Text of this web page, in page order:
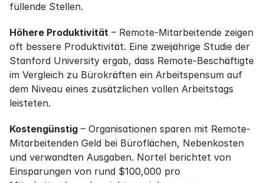
füllende Stellen.
Höhere Produktivität – Remote-Mitarbeitende zeigen
oft bessere Produktivität. Eine zweijährige Studie der
Stanford University ergab, dass Remote-Beschäftigte
im Vergleich zu Bürokräften ein Arbeitspensum auf
dem Niveau eines zusätzlichen vollen Arbeitstags
leisteten.
Kostengünstig – Organisationen sparen mit Remote-
Mitarbeitenden Geld bei Büroflächen, Nebenkosten
und verwandten Ausgaben. Nortel berichtet von
Einsparungen von rund $100,000 pro